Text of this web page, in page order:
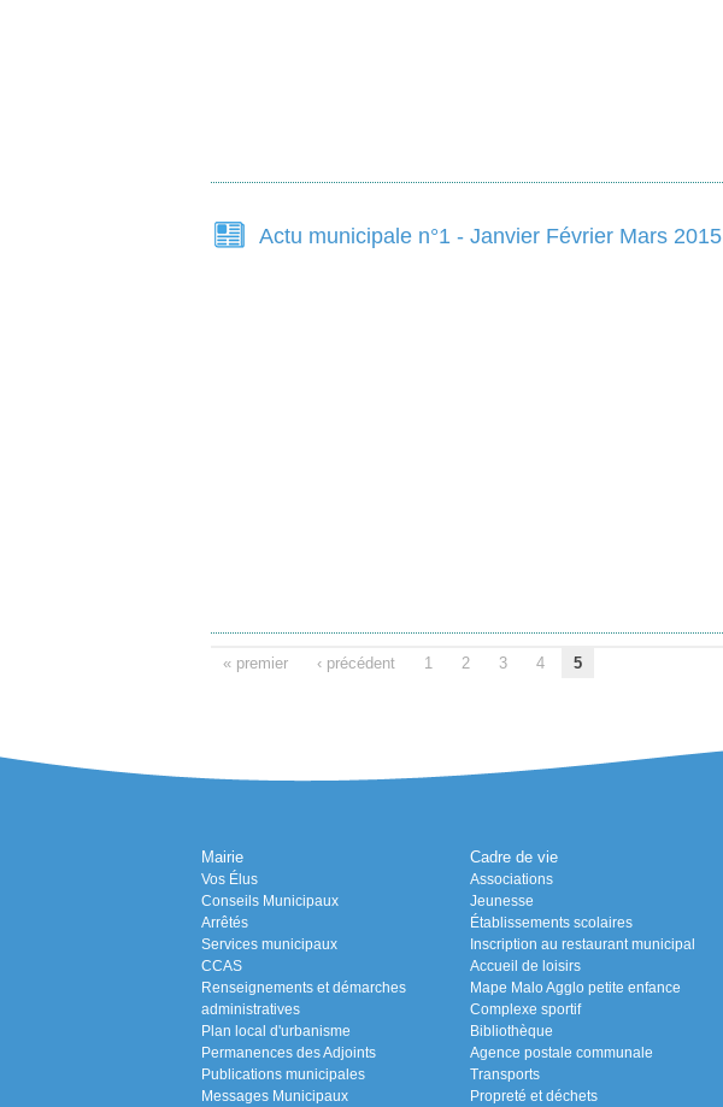
Actu municipale n°1 - Janvier Février Mars 2015
« premier ‹ précédent 1 2 3 4 5
Mairie
Vos Élus
Conseils Municipaux
Arrêtés
Services municipaux
CCAS
Renseignements et démarches
administratives
Plan local d'urbanisme
Permanences des Adjoints
Publications municipales
Messages Municipaux
Cadre de vie
Associations
Jeunesse
Établissements scolaires
Inscription au restaurant municipal
Accueil de loisirs
Mape Malo Agglo petite enfance
Complexe sportif
Bibliothèque
Agence postale communale
Transports
Propreté et déchets